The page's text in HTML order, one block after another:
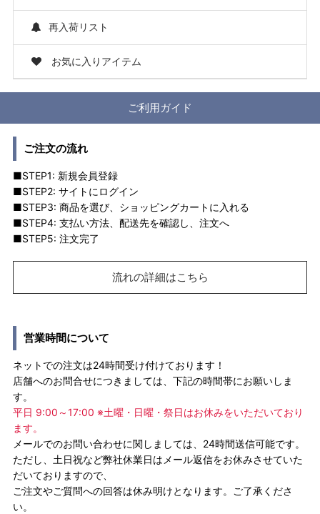
再入荷リスト
お気に入りアイテム
ご利用ガイド
ご注文の流れ
■STEP1: 新規会員登録
■STEP2: サイトにログイン
■STEP3: 商品を選び、ショッピングカートに入れる
■STEP4: 支払い方法、配送先を確認し、注文へ
■STEP5: 注文完了
流れの詳細はこちら
営業時間について
ネットでの注文は24時間受け付けております！
店舗へのお問合せにつきましては、下記の時間帯にお願いしま
す。
平日 9:00～17:00 ※土曜・日曜・祭日はお休みをいただいており
ます。
メールでのお問い合わせに関しましては、24時間送信可能です。
ただし、土日祝など弊社休業日はメール返信をお休みさせていた
だいておりますので、
ご注文やご質問への回答は休み明けとなります。ご了承くださ
い。